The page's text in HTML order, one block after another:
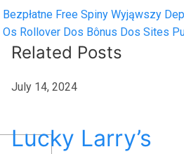
Previous
post:
Bezpłatne Free Spiny Wyjąwszy
Next
post:
Os Rollover Dos Bônus Dos Sites
Related Posts
July 14, 2024
Lucky Larry’s